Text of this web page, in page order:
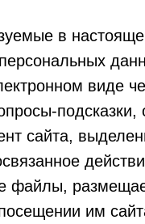
в
виде
сайта,
файлы,
им